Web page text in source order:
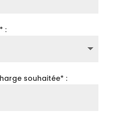
:
souhaitée* :